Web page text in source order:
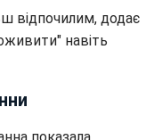
відпочилим, додає
навіть